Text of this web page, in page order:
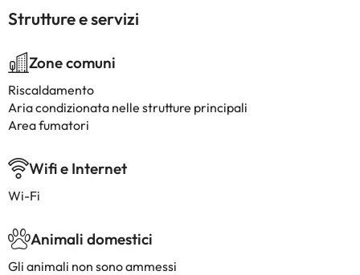
Strutture e servizi
Zone comuni
Riscaldamento
Aria condizionata nelle strutture principali
Area fumatori
Wifi e Internet
Wi-Fi
Animali domestici
Gli animali non sono ammessi